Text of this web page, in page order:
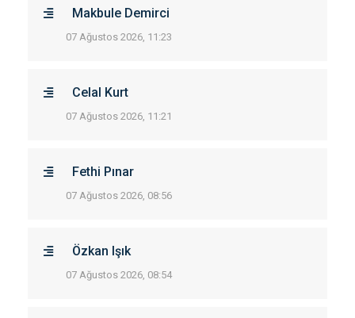
Makbule Demirci
07 Ağustos 2026, 11:23
Celal Kurt
07 Ağustos 2026, 11:21
Fethi Pınar
07 Ağustos 2026, 08:56
Özkan Işık
07 Ağustos 2026, 08:54